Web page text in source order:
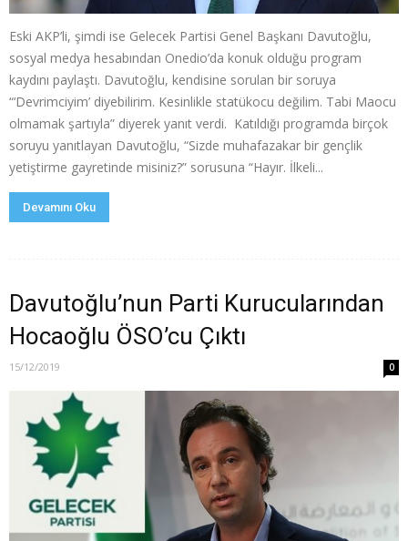
Eski AKP’li, şimdi ise Gelecek Partisi Genel Başkanı Davutoğlu,
sosyal medya hesabından Onedio’da konuk olduğu program
kaydını paylaştı. Davutoğlu, kendisine sorulan bir soruya
“‘Devrimciyim’ diyebilirim. Kesinlikle statükocu değilim. Tabi Maocu
olmamak şartıyla” diyerek yanıt verdi. Katıldığı programda birçok
soruyu yanıtlayan Davutoğlu, “Sizde muhafazakar bir gençlik
yetiştirme gayretinde misiniz?” sorusuna “Hayır. İlkeli...
Devamını Oku
Davutoğlu’nun Parti Kurucularından
Hocaoğlu ÖSO’cu Çıktı
15/12/2019 0